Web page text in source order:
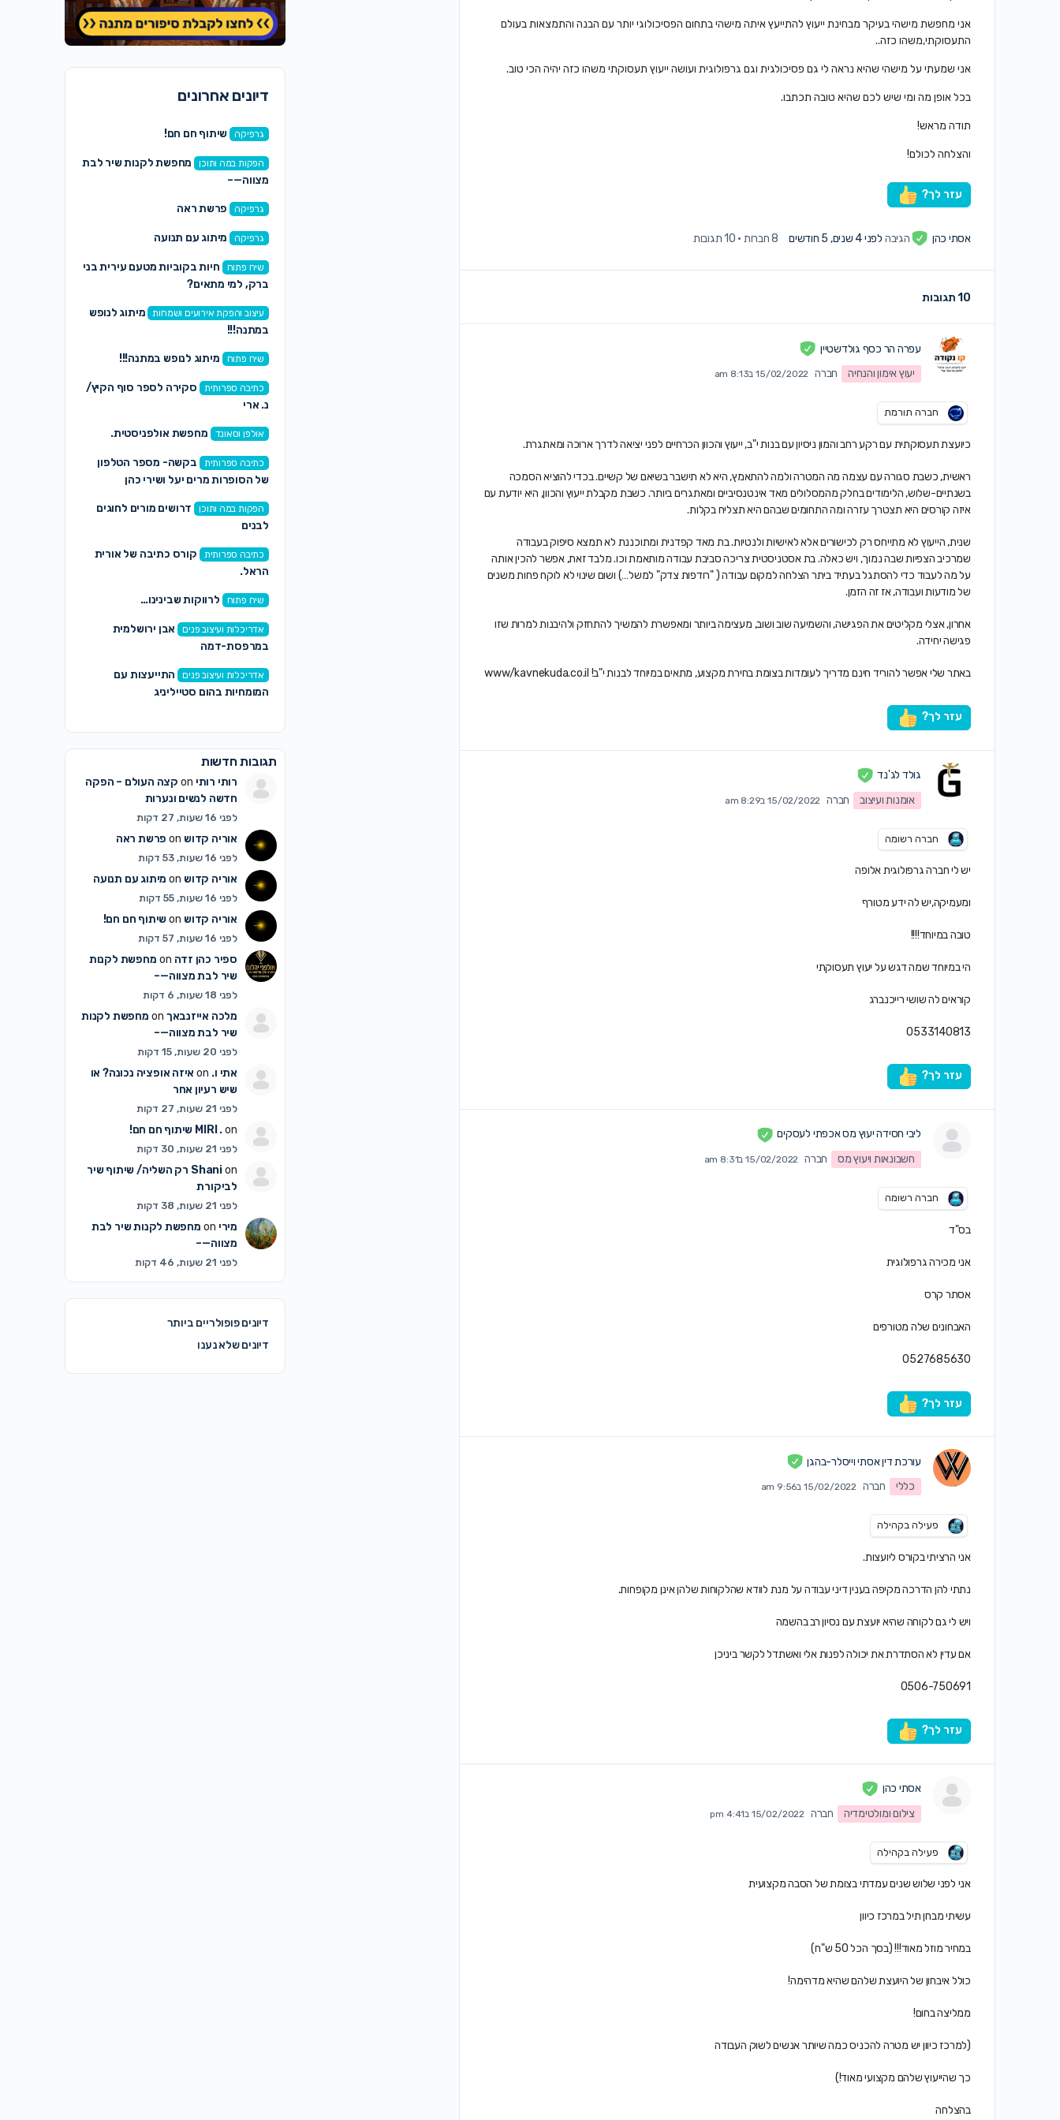
אני מחפשת מישהי בעיקר מבחינת ייעוץ להתייעץ איתה מישהי בתחום הפסיכולוגי יותר עם הבנה והתמצאות בעולם
התעסוקתי,משהו כזה..
אני שמעתי על מישהי שהיא נראה לי גם פסיכולגית וגם גרפולוגית ועושה ייעוץ תעסוקתי משהו כזה יהיה הכי טוב.
בכל אופן מה ומי שיש לכם שהיא טובה תכתבו.
תודה מראש!
והצלחה לכולם!
עזר לך?
אסתי כהן הגיבה לפני 4 שנים, 5 חודשים 8 חברות · 10 תגובות
10 תגובות
עפרה הר כסף גולדשטיין
יעוץ אימון והנחיה
חברה 15/02/2022 ב8:13 am
חברה תורמת
כיועצת תעסוקתית עם רקע רחב והמון ניסיון עם בנות י"ב, ייעוץ והכוון הכרחיים לפני יציאה לדרך ארוכה ומאתגרת.
ראשית, כשבת סגורה עם עצמה מה המטרה ולמה להתאמץ, היא לא תישבר בשיאם של קשיים. בכדי להוציא הסמכה
בשנתיים-שלוש, הלימודים בחלק מהמסלולים מאד אינטנסיביים ומאתגרים ביותר. כשבת מקבלת ייעוץ והכוון, היא יודעת עם
איזה קורסים היא תצטרך עזרה ומה התחומים שבהם היא תצליח בקלות.
שנית, הייעוץ לא מתייחס רק לכישורים אלא לאישיות ולנטיות. בת מאד קפדנית ומתוכננת לא תמצא סיפוק בעבודה
שמרכיב הצפיות שבה נמוך, ויש כאלה. בת אסטניסטית צריכה סביבת עבודה מותאמת וכו. מלבד זאת, אפשר להכין אותה
על מה לעבוד כדי להסתגל בעתיד ביתר הצלחה למקום עבודה ( "רודפות צדק" למשל…) ושום שינוי לא לוקח פחות משנים
של מודעות ועבודה, אז זה הזמן.
אחרון, אצלי מקליטים את הפגישה, והשמיעה שוב ושוב, מעצימה ביותר ומאפשרת להמשיך להתחזק ולהיבנות למרות שזו
פגישה יחידה.
באתר שלי אפשר להוריד חינם מדריך לעומדות בצומת בחירת מקצוע, מתאים במיוחד לבנות י"ב! www/kavnekuda.co.il
עזר לך?
גולד לג'נד
אומנות ועיצוב
חברה 15/02/2022 ב8:29 am
חברה רשומה
יש לי חברה גרפולוגית אלופה
ומעמיקה,יש לה ידע מטורף
טובה במיוחד!!!!
הי במיוחד שמה דגש על יעוץ תעסוקתי
קוראים לה שושי רייכנברג
0533140813
עזר לך?
ליבי חסידה יעוץ מס אכפתי לעסקים
חשבונאות ויעוץ מס
חברה 15/02/2022 ב8:31 am
חברה רשומה
בס"ד
אני מכירה גרפולוגית
אסתר קרס
האבחונים שלה מטורפים
0527685630
עזר לך?
עורכת דין אסתי וייסלר-בהגן
כללי
חברה 15/02/2022 ב9:56 am
פעילה בקהילה
אני הרציתי בקורס ליועצות.
נתתי להן הדרכה מקיפה בענין דיני עבודה על מנת לוודא שהלקוחות שלהן אינן מקופחות.
ויש לי גם לקוחה שהיא יועצת עם נסיון רב בהשמה
אם עדין לא הסתדרת את יכולה לפנות אלי ואשתדל לקשר ביניכן
0506-750691
עזר לך?
אסתי כהן
צילום ומולטימדיה
חברה 15/02/2022 ב4:41 pm
פעילה בקהילה
אני לפני שלוש שנים עמדתי בצומת של הסבה מקצועית
עשיתי מבחן תיל במרכז כיוון
במחיר מוזל מאוד!!! (בסך הכל 50 ש"ח)
כולל איבחון של היועצת שלהם שהיא מדהימה!
ממליצה בחום!
(למרכז כיוון יש מטרה להכניס כמה שיותר אנשים לשוק העבודה
כך שהייעוץ שלהם מקצועי מאוד!)
בהצלחה
דיונים אחרונים
גרפיקה שיתוף חם חם!
הפקות במה ותוכן
מחפשת לקנות שיר לבת
מצווה—–
גרפיקה פרשת ראה
גרפיקה מיתוג עם תנועה
שיח פתוח
חיות בקוביות מטעם עירית בני
ברק, למי מתאים?
עיצוב והפקת אירועים ושמחות
מיתוג לנופש
במתנה!!!
שיח פתוח מיתוג לנופש במתנה!!!
כתיבה ספרותית
סקירה לספר סוף הקיץ/
נ. ארי
אולפן וסאונד מחפשת אולפניסטית.
כתיבה ספרותית
בקשה- מספר הטלפון
של הסופרות מרים יעל ושירי כהן
הפקות במה ותוכן
דרושים מורים לחוגים
לבנים
כתיבה ספרותית
קורס כתיבה של אורית
הראל.
שיח פתוח לרווקות שבינינו…
אדריכלות ועיצוב פנים
אבן ירושלמית
במרפסת-דמה
אדריכלות ועיצוב פנים
התייעצות עם
המומחיות בהום סטייליניג
תגובות חדשות
רותי רותי
קצה העולם – הפקה
חדשה לנשים ונערות
לפני 16 שעות, 27 דקות
אוריה קדוש פרשת ראה
לפני 16 שעות, 53 דקות
אוריה קדוש מיתוג עם תנועה
לפני 16 שעות, 55 דקות
אוריה קדוש שיתוף חם חם!
לפני 16 שעות, 57 דקות
ספיר כהן זדה
מחפשת לקנות
שיר לבת מצווה—–
לפני 18 שעות, 6 דקות
מלכה אייזנבאך
מחפשת לקנות
שיר לבת מצווה—–
לפני 20 שעות, 15 דקות
אתי ו.
איזה אופציה נכונה? או
שיש רעיון אחר
לפני 21 שעות, 27 דקות
MIRI .on שיתוף חם חם!
לפני 21 שעות, 30 דקות
Shanion
רק השליה/ שיתוף שיר
לביקורת
לפני 21 שעות, 38 דקות
מירי
מחפשת לקנות שיר לבת
מצווה—–
לפני 21 שעות, 46 דקות
דיונים פופולריים ביותר
דיונים שלא נענו